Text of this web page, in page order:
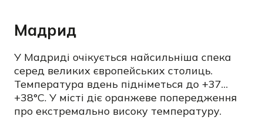
Мадрид
У Мадриді очікується найсильніша спека
серед великих європейських столиць.
Температура вдень підніметься до +37…
+38°C. У місті діє оранжеве попередження
про екстремально високу температуру.